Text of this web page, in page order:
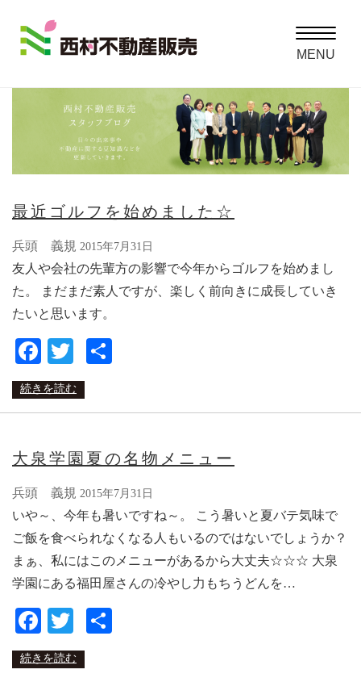
Toggle
MENU
最近ゴルフを始めました☆
兵頭 義規 2015年7月31日
友人や会社の先輩方の影響で今年からゴルフを始めまし
た。 まだまだ素人ですが、楽しく前向きに成長していき
たいと思います。
Facebook
Twitter
続きを読む
大泉学園夏の名物メニュー
兵頭 義規 2015年7月31日
いや～、今年も暑いですね～。 こう暑いと夏バテ気味で
ご飯を食べられなくなる人もいるのではないでしょうか？
まぁ、私にはこのメニューがあるから大丈夫☆☆☆ 大泉
学園にある福田屋さんの冷やし力もちうどんを…
Facebook
Twitter
続きを読む